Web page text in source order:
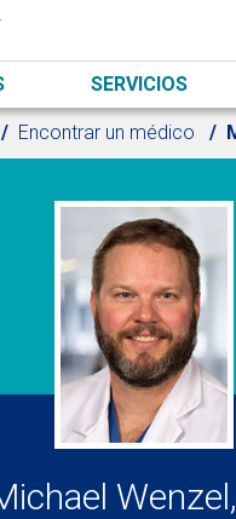
SERVICIOS
Encontrar un médico